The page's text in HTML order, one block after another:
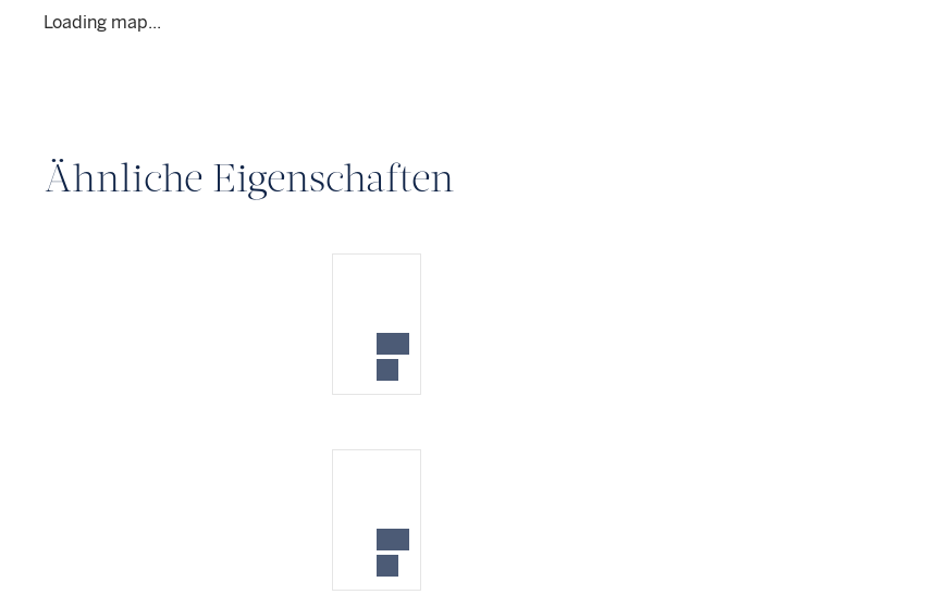
Loading map...
Ähnliche Eigenschaften